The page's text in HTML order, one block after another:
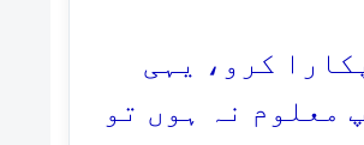
کرو، یہی
معلوم نہ ہوں تو